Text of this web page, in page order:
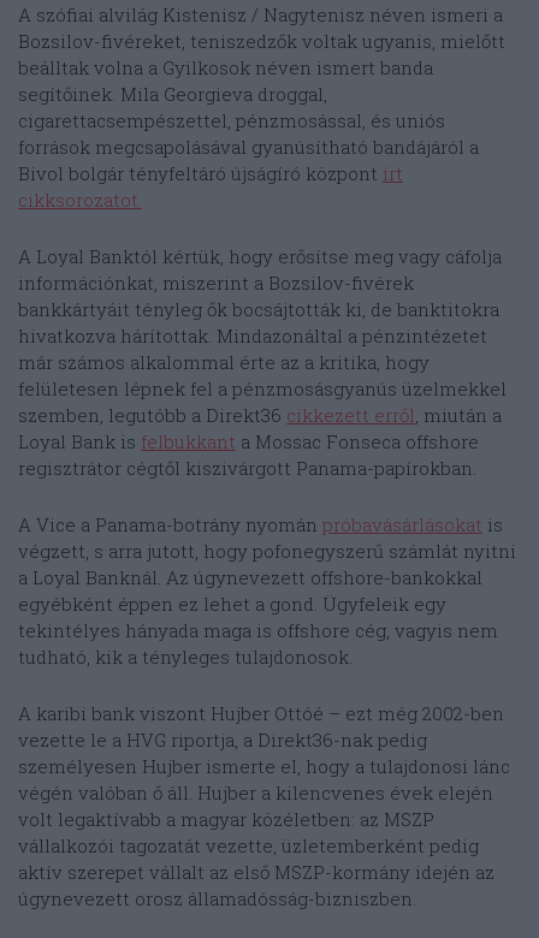
A szófiai alvilág Kistenisz / Nagytenisz néven ismeri a
Bozsilov-fivéreket, teniszedzők voltak ugyanis, mielőtt
beálltak volna a Gyilkosok néven ismert banda
segítőinek. Mila Georgieva droggal,
cigarettacsempészettel, pénzmosással, és uniós
források megcsapolásával gyanúsítható bandájáról a
Bivol bolgár tényfeltáró újságíró központ írt
cikksorozatot.
A Loyal Banktól kértük, hogy erősítse meg vagy cáfolja
információnkat, miszerint a Bozsilov-fivérek
bankkártyáit tényleg ők bocsájtották ki, de banktitokra
hivatkozva hárítottak. Mindazonáltal a pénzintézetet
már számos alkalommal érte az a kritika, hogy
felületesen lépnek fel a pénzmosásgyanús üzelmekkel
szemben, legutóbb a Direkt36 cikkezett erről , miután a
Loyal Bank is felbukkant a Mossac Fonseca offshore
regisztrátor cégtől kiszivárgott Panama-papírokban.
A Vice a Panama-botrány nyomán próbavásárlásokat is
végzett, s arra jutott, hogy pofonegyszerű számlát nyitni
a Loyal Banknál. Az úgynevezett offshore-bankokkal
egyébként éppen ez lehet a gond. Ügyfeleik egy
tekintélyes hányada maga is offshore cég, vagyis nem
tudható, kik a tényleges tulajdonosok.
A karibi bank viszont Hujber Ottóé – ezt még 2002-ben
vezette le a HVG riportja, a Direkt36-nak pedig
személyesen Hujber ismerte el, hogy a tulajdonosi lánc
végén valóban ő áll. Hujber a kilencvenes évek elején
volt legaktívabb a magyar közéletben: az MSZP
vállalkozói tagozatát vezette, üzletemberként pedig
aktív szerepet vállalt az első MSZP-kormány idején az
úgynevezett orosz államadósság-bizniszben.